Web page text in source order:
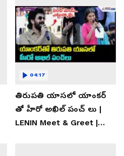
తిరుపతి యాసలో యాంకర్
తో హీరో అఖిల్ పంచ్ లు |
LENIN Meet & Greet |
04:17